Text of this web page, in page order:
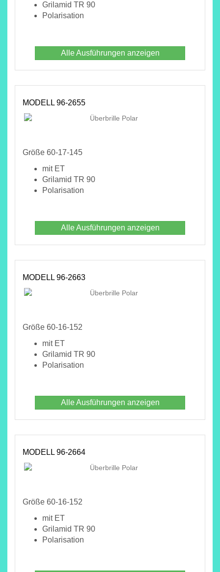
Grilamid TR 90
Polarisation
Alle Ausführungen anzeigen
MODELL 96-2655
Größe 60-17-145
mit ET
Grilamid TR 90
Polarisation
Alle Ausführungen anzeigen
MODELL 96-2663
Größe 60-16-152
mit ET
Grilamid TR 90
Polarisation
Alle Ausführungen anzeigen
MODELL 96-2664
Größe 60-16-152
mit ET
Grilamid TR 90
Polarisation